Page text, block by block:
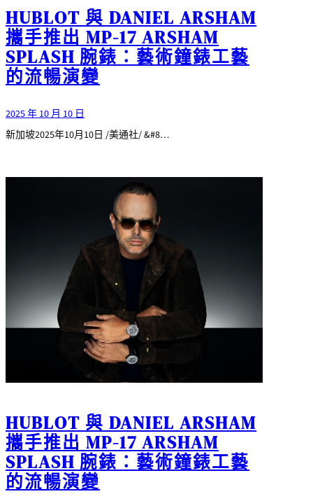
HUBLOT 與 DANIEL ARSHAM
攜手推出 MP-17 ARSHAM
SPLASH 腕錶：藝術鐘錶工藝
的流暢演變
2025 年 10 月 10 日
新加坡2025年10月10日 /美通社/ &#8…
HUBLOT 與 DANIEL ARSHAM
攜手推出 MP-17 ARSHAM
SPLASH 腕錶：藝術鐘錶工藝
的流暢演變